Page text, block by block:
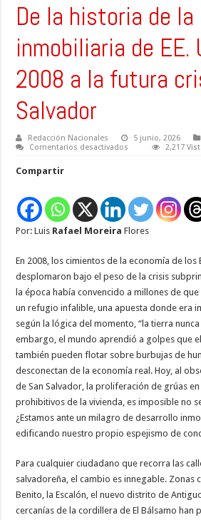
De la historia de
inmobiliaria de EE.
2008 a la futura
Salvador
Redacción Nacionales 5 junio, 2026
Comentarios desactivados
crisis
inmobiliaria
de
EE.
2008
la
crisis
en
El
Salvador
2,217
Compartir
Por: Luis Rafael Moreira Flores
​En 2008, los cimientos de la economía de los
desplomaron bajo el peso de la crisis
la época había convencido a millones de
un refugio infalible, una apuesta donde era
según la lógica del momento, “la tierra
embargo, el mundo aprendió a golpes que
también pueden flotar sobre burbujas de
desconectan de la economía real. Hoy, al
de San Salvador, la proliferación de grúas
prohibitivos de la vivienda, es imposible no
¿Estamos ante un milagro de desarrollo
edificando nuestro propio espejismo de
Para cualquier ciudadano que recorra las
salvadoreña, el cambio es innegable. Zonas
Benito, la Escalón, el nuevo distrito de
cercanías de la cordillera de El Bálsamo han